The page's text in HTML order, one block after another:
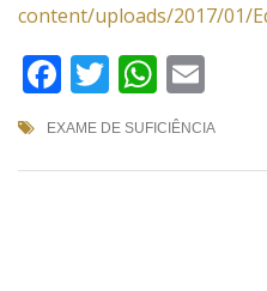
content/uploads/2017/01/
Facebook
Twitter
EXAME DE SUFICIÊNCIA